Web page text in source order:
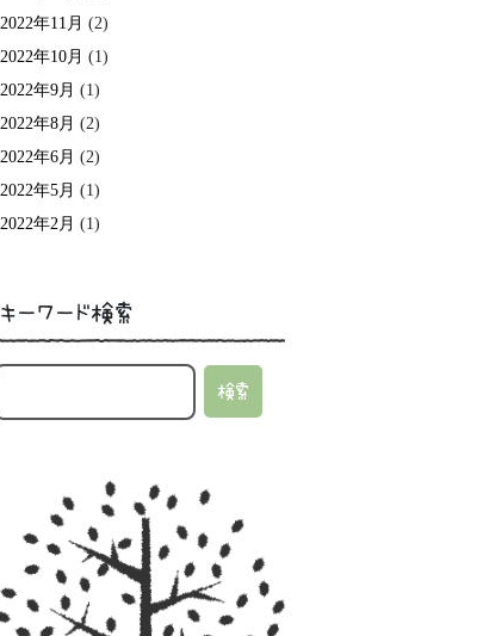
2022年11月 (2)
2022年10月 (1)
2022年9月 (1)
2022年8月 (2)
2022年6月 (2)
2022年5月 (1)
2022年2月 (1)
キーワード検索